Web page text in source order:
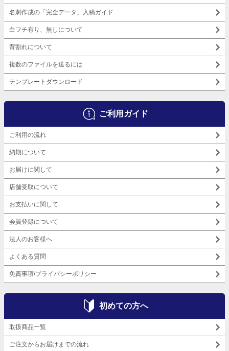
名刺作成の「完全データ」入稿ガイド
白フチ有り、無しについて
背割れについて
複数のファイルを送るには
テンプレートダウンロード
ご利用ガイド
ご利用の流れ
納期について
お届けに関して
店舗受取について
お支払いに関して
会員登録について
法人のお客様へ
よくある質問
免責事項/プライバシーポリシー
初めての方へ
取扱商品一覧
ご注文からお届けまでの流れ